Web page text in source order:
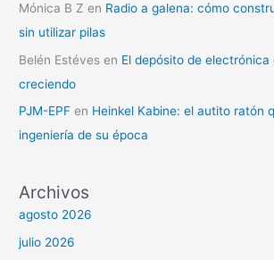
Mónica B Z en Radio a galena: cómo
sin utilizar pilas
Belén Estéves en El depósito de electrónica
creciendo
PJM-EPF en Heinkel Kabine: el autito ratón
ingeniería de su época
Archivos
agosto 2026
julio 2026